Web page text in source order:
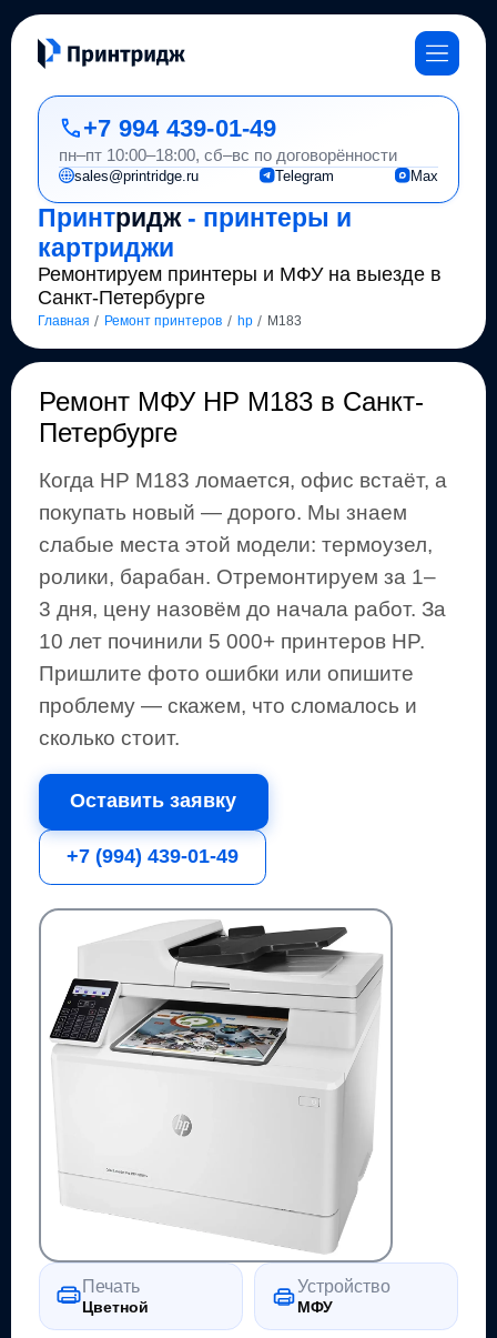
Принтридж- принтеры и
картриджи
Ремонтируем принтеры и МФУ на выезде в
Санкт-Петербурге
Главная / Ремонт принтеров / hp / M183
+7 994 439-01-49
пн–пт 10:00–18:00, сб–вс по договорённости
sales@printridge.ru Telegram Max
Ремонт МФУ HP M183 в Санкт-
Петербурге
Когда HP M183 ломается, офис встаёт, а
покупать новый — дорого. Мы знаем
слабые места этой модели: термоузел,
ролики, барабан. Отремонтируем за 1–
3 дня, цену назовём до начала работ. За
10 лет починили 5 000+ принтеровHP.
Пришлите фото ошибки или опишите
проблему — скажем, что сломалось и
сколько стоит.
Оставить заявку
+7 (994) 439-01-49
Печать
Цветной
Устройство
МФУ